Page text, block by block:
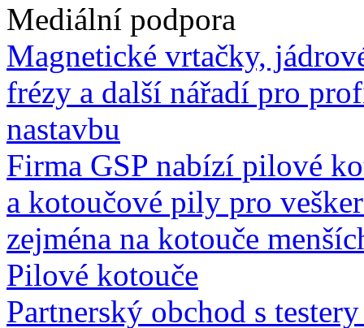
Mediální podpora
Magnetické vrtačky,
frézy a další nářadí pro
nastavbu
Firma GSP nabízí pilové
a kotoučové pily pro
zejména na kotouče
Pilové kotouče
Partnerský obchod s